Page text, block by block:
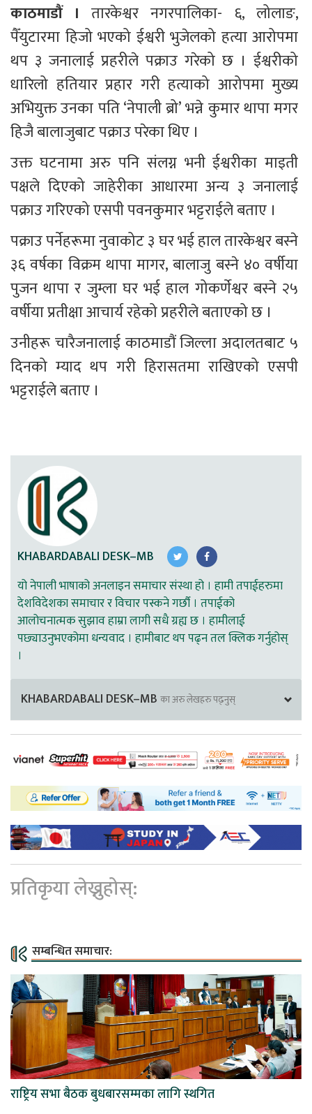
काठमाडौं । तारकेश्वर नगरपालिका- ६, लोलाङ,
पैँयुटारमा हिजो भएको ईश्वरी भुजेलको हत्या आरोपमा
थप ३ जनालाई प्रहरीले पक्राउ गरेको छ । ईश्वरीको
धारिलो हतियार प्रहार गरी हत्याको आरोपमा मुख्य
अभियुक्त उनका पति ‘नेपाली ब्रो’ भन्ने कुमार थापा मगर
हिजै बालाजुबाट पक्राउ परेका थिए ।
उक्त घटनामा अरु पनि संलग्न भनी ईश्वरीका माइती
पक्षले दिएको जाहेरीका आधारमा अन्य ३ जनालाई
पक्राउ गरिएको एसपी पवनकुमार भट्टराईले बताए ।
पक्राउ पर्नेहरूमा नुवाकोट ३ घर भई हाल तारकेश्वर बस्ने
३६ वर्षका विक्रम थापा मागर, बालाजु बस्ने ४० वर्षीया
पुजन थापा र जुम्ला घर भई हाल गोकर्णेश्वर बस्ने २५
वर्षीया प्रतीक्षा आचार्य रहेको प्रहरीले बताएको छ ।
उनीहरू चारैजनालाई काठमाडौं जिल्ला अदालतबाट ५
दिनको म्याद थप गरी हिरासतमा राखिएको एसपी
भट्टराईले बताए ।
KHABARDABALI DESK–MB
यो नेपाली भाषाको अनलाइन समाचार संस्था हो । हामी तपाईहरुमा
देशविदेशका समाचार र विचार पस्कने गर्छौ । तपाईको
आलोचनात्मक सुझाव हाम्रा लागी सधै ग्रह्य छ । हामीलाई
पछ्याउनुभएकोमा धन्यवाद । हामीबाट थप पढ्न तल क्लिक गर्नुहोस्
।
KHABARDABALI DESK–MB का अरु लेखहरु पढ्नुस्
प्रतिकृया लेख्नुहोस्:
सम्बन्धित समाचार:
राष्ट्रिय सभा बैठक बुधबारसम्मका लागि स्थगित